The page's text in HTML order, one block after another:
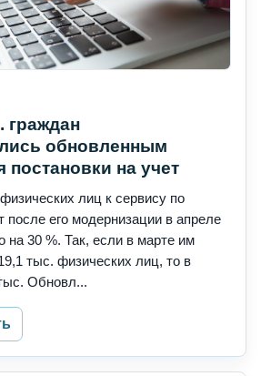
граждан
обновленным
на учет
лиц к сервису по
после его модернизации в апреле
на 30 %. Так, если в марте им
тыс. физических лиц, то в
Обновл...